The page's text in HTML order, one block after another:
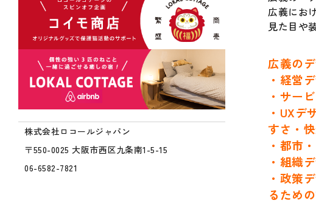
株式会社ロコールジャパン
〒550-0025 大阪市西区九条南1-5-15
06-6582-7821
広義にお
見た目や
広義の
・経営
・サー
・UXデ
すさ・
・都市
・組織
・政策
るため